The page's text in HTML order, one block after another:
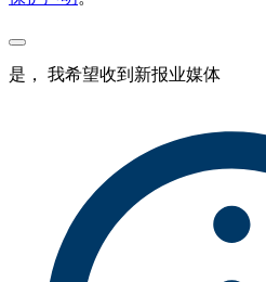
是， 我希望收到新报业媒体